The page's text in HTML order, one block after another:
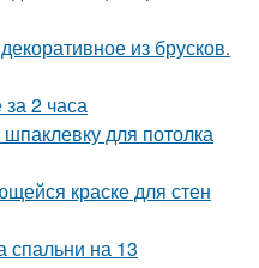
из брусков.
2 часа
для потолка
краске для стен
спальни на 13